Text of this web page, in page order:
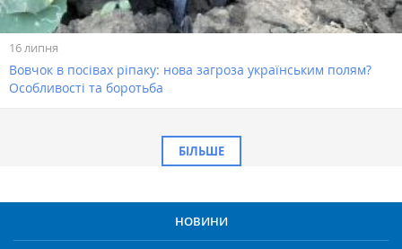
16 липня
Вовчок в посівах ріпаку: нова загроза українським полям?
Особливості та боротьба
БІЛЬШЕ
НОВИНИ